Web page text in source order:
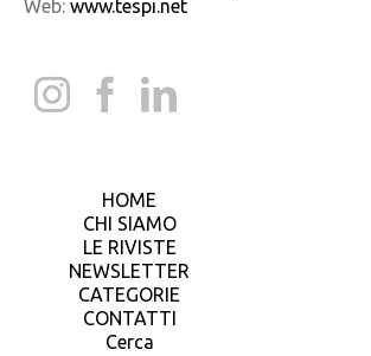
Web: www.tespi.net
HOME
CHI SIAMO
LE RIVISTE
NEWSLETTER
CATEGORIE
CONTATTI
Cerca